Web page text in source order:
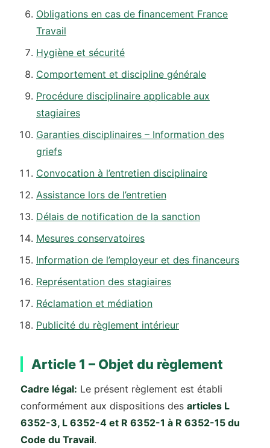
Obligations en cas de financement France
Travail
Hygiène et sécurité
Comportement et discipline générale
Procédure disciplinaire applicable aux
stagiaires
Garanties disciplinaires – Information des
griefs
Convocation à l’entretien disciplinaire
Assistance lors de l’entretien
Délais de notification de la sanction
Mesures conservatoires
Information de l’employeur et des financeurs
Représentation des stagiaires
Réclamation et médiation
Publicité du règlement intérieur
Article 1 – Objet du règlement
Cadre légal: Le présent règlement est établi
conformément aux dispositions des articles L
6352-3, L 6352-4 et R 6352-1 à R 6352-15 du
Code du Travail.